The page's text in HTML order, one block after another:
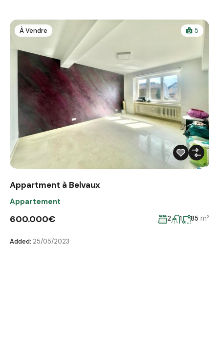
À Vendre 5
Appartment à Belvaux
Appartement
600.000€ 2 1 85 m²
Added: 25/05/2023